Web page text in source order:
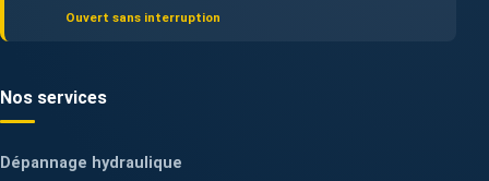
Ouvert sans interruption
Nos services
Dépannage hydraulique